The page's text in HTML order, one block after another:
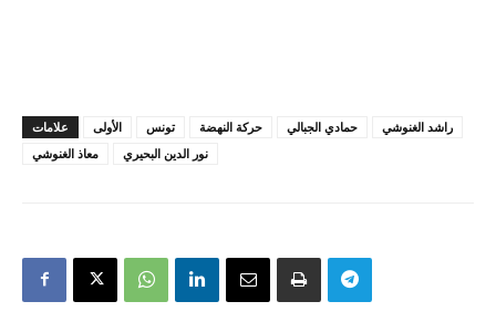
علامات الأولى تونس حركة النهضة حمادي الجبالي
راشد الغنوشي
معاذ الغنوشي
نور الدين البحيري